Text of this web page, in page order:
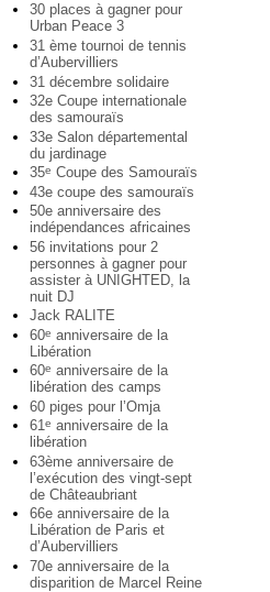
30 places à gagner pour
Urban Peace 3
31 ème tournoi de tennis
d’Aubervilliers
31 décembre solidaire
32e Coupe internationale
des samouraïs
33e Salon départemental
du jardinage
35e Coupe des Samouraïs
43e coupe des samouraïs
50e anniversaire des
indépendances africaines
56 invitations pour 2
personnes à gagner pour
assister à UNIGHTED, la
nuit DJ
Jack RALITE
60e anniversaire de la
Libération
60e anniversaire de la
libération des camps
60 piges pour l’Omja
61e anniversaire de la
libération
63ème anniversaire de
l’exécution des vingt-sept
de Châteaubriant
66e anniversaire de la
Libération de Paris et
d’Aubervilliers
70e anniversaire de la
disparition de Marcel Reine